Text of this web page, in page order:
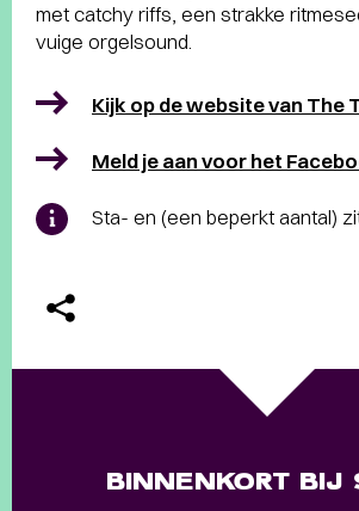
met catchy riffs, een strakke
vuige orgelsound.
Kijk op de website van The
Meld je aan voor het
Sta- en (een beperkt aantal)
BINNENKORT BIJ